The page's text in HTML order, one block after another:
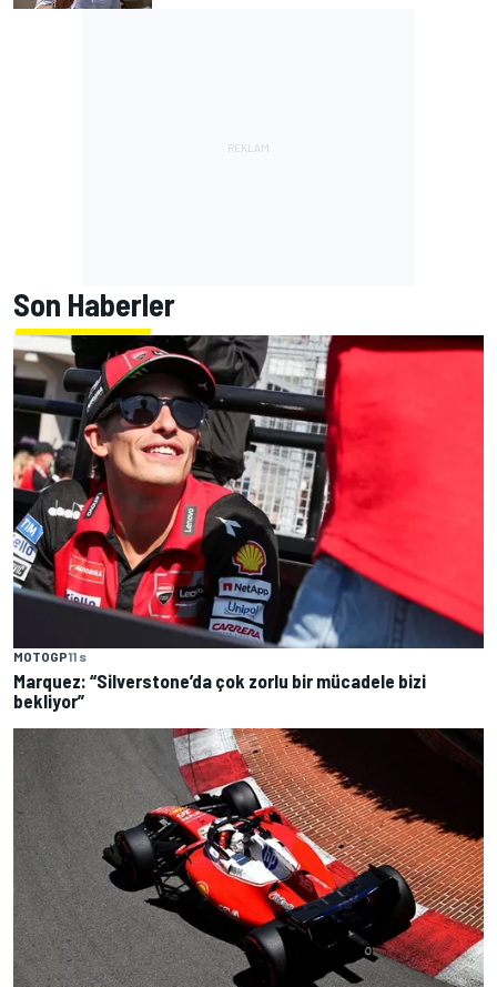
Son Haberler
MOTOGP11 s
Marquez: “Silverstone’da çok zorlu bir mücadele bizi
bekliyor”